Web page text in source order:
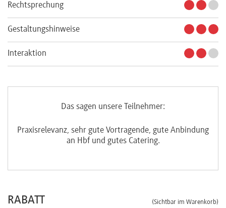
Rechtsprechung
Gestaltungshinweise
Interaktion
Das sagen unsere Teilnehmer:
Praxisrelevanz, sehr gute Vortragende, gute Anbindung
an Hbf und gutes Catering.
RABATT (Sichtbar im Warenkorb)